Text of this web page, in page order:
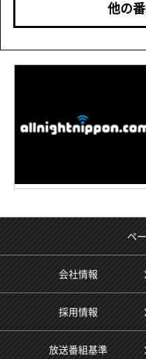
他の
ペ
会社情報
採用情報
放送番組基準